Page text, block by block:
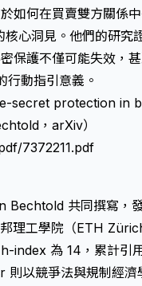
如何在買賣雙方關
心洞見。他們的研究
保護不僅可能失效，
動指引意義。
secret protection in
，arXiv）
7372211.pdf
共同撰寫，
理工學院（ETH
index 為 14，累計引
以競爭法與規制經濟